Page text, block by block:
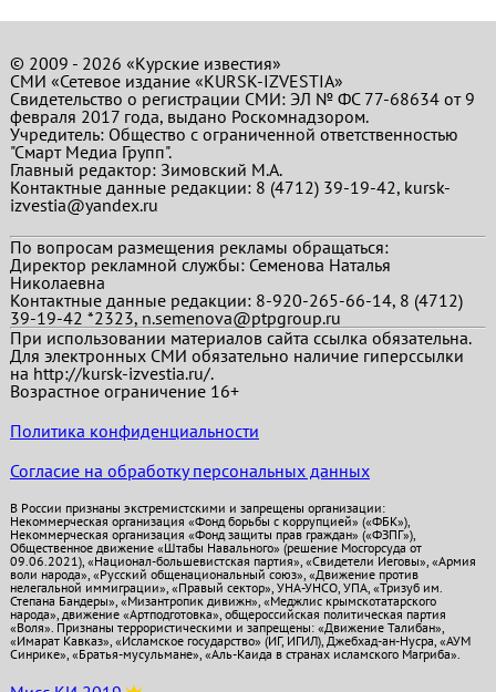
© 2009 - 2026 «Курские известия»
СМИ «Сетевое издание «KURSK-IZVESTIA»
Свидетельство о регистрации СМИ: ЭЛ № ФС 77-68634 от 9
февраля 2017 года, выдано Роскомнадзором.
Учредитель: Общество с ограниченной ответственностью
"Смарт Медиа Групп".
Главный редактор:Зимовский М.А.
Контактные данные редакции: 8 (4712) 39-19-42, kursk-
izvestia@yandex.ru
По вопросам размещения рекламы обращаться:
Директор рекламной службы: Семенова Наталья
Николаевна
Контактные данные редакции: 8-920-265-66-14, 8 (4712)
39-19-42 *2323, n.semenova@ptpgroup.ru
При использовании материалов сайта ссылка обязательна.
Для электронных СМИ обязательно наличие гиперссылки
на http://kursk-izvestia.ru/.
Возрастное ограничение 16+
Политика конфиденциальности
Согласие на обработку персональных данных
В России признаны экстремистскими и запрещены организации:
Некоммерческая организация «Фонд борьбы с коррупцией» («ФБК»),
Некоммерческая организация «Фонд защиты прав граждан» («ФЗПГ»),
Общественное движение «Штабы Навального» (решение Мосгорсуда от
09.06.2021), «Национал-большевистская партия», «Свидетели Иеговы», «Армия
воли народа», «Русский общенациональный союз», «Движение против
нелегальной иммиграции», «Правый сектор», УНА-УНСО, УПА, «Тризуб им.
Степана Бандеры», «Мизантропик дивижн», «Меджлис крымскотатарского
народа», движение «Артподготовка», общероссийская политическая партия
«Воля». Признаны террористическими и запрещены: «Движение Талибан»,
«Имарат Кавказ», «Исламское государство» (ИГ, ИГИЛ), Джебхад-ан-Нусра, «АУМ
Синрике», «Братья-мусульмане», «Аль-Каида в странах исламского Магриба».